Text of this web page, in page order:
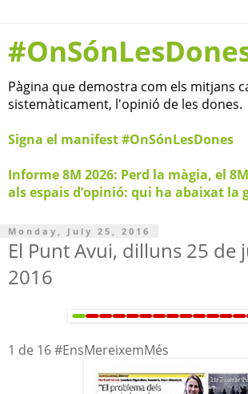
Pàgina que demostra com els mitjans
sistemàticament, l'opinió de les dones.
Signa el manifest #OnSónLesDones
Informe 8M 2026: Perd la màgia, el
als espais d’opinió: qui ha abaixat la
Monday, July 25, 2016
El Punt Avui, dilluns 25 de
2016
1 de 16 #EnsMereixemMés